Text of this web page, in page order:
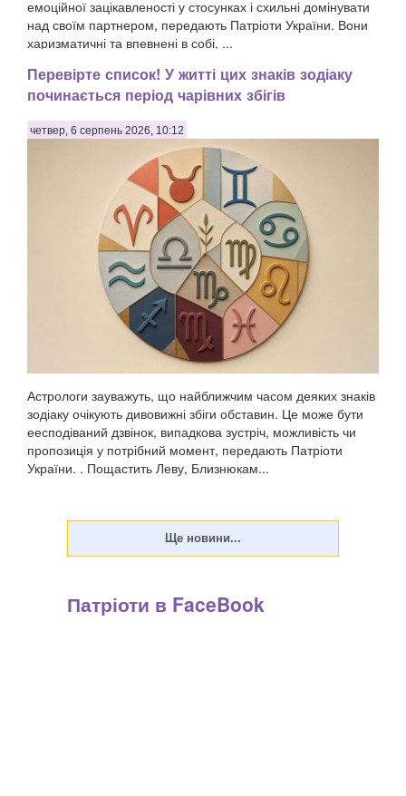
емоційної зацікавленості у стосунках і схильні домінувати
над своїм партнером, передають Патріоти України. Вони
харизматичні та впевнені в собі, ...
Перевірте список! У житті цих знаків зодіаку
починається період чарівних збігів
четвер, 6 серпень 2026, 10:12
Астрологи зауважуть, що найближчим часом деяких знаків
зодіаку очікують дивовижні збіги обставин. Це може бути
еесподіваний дзвінок, випадкова зустріч, можливість чи
пропозиція у потрібний момент, передають Патріоти
України. . Пощастить Леву, Близнюкам...
Патріоти в FaceBook